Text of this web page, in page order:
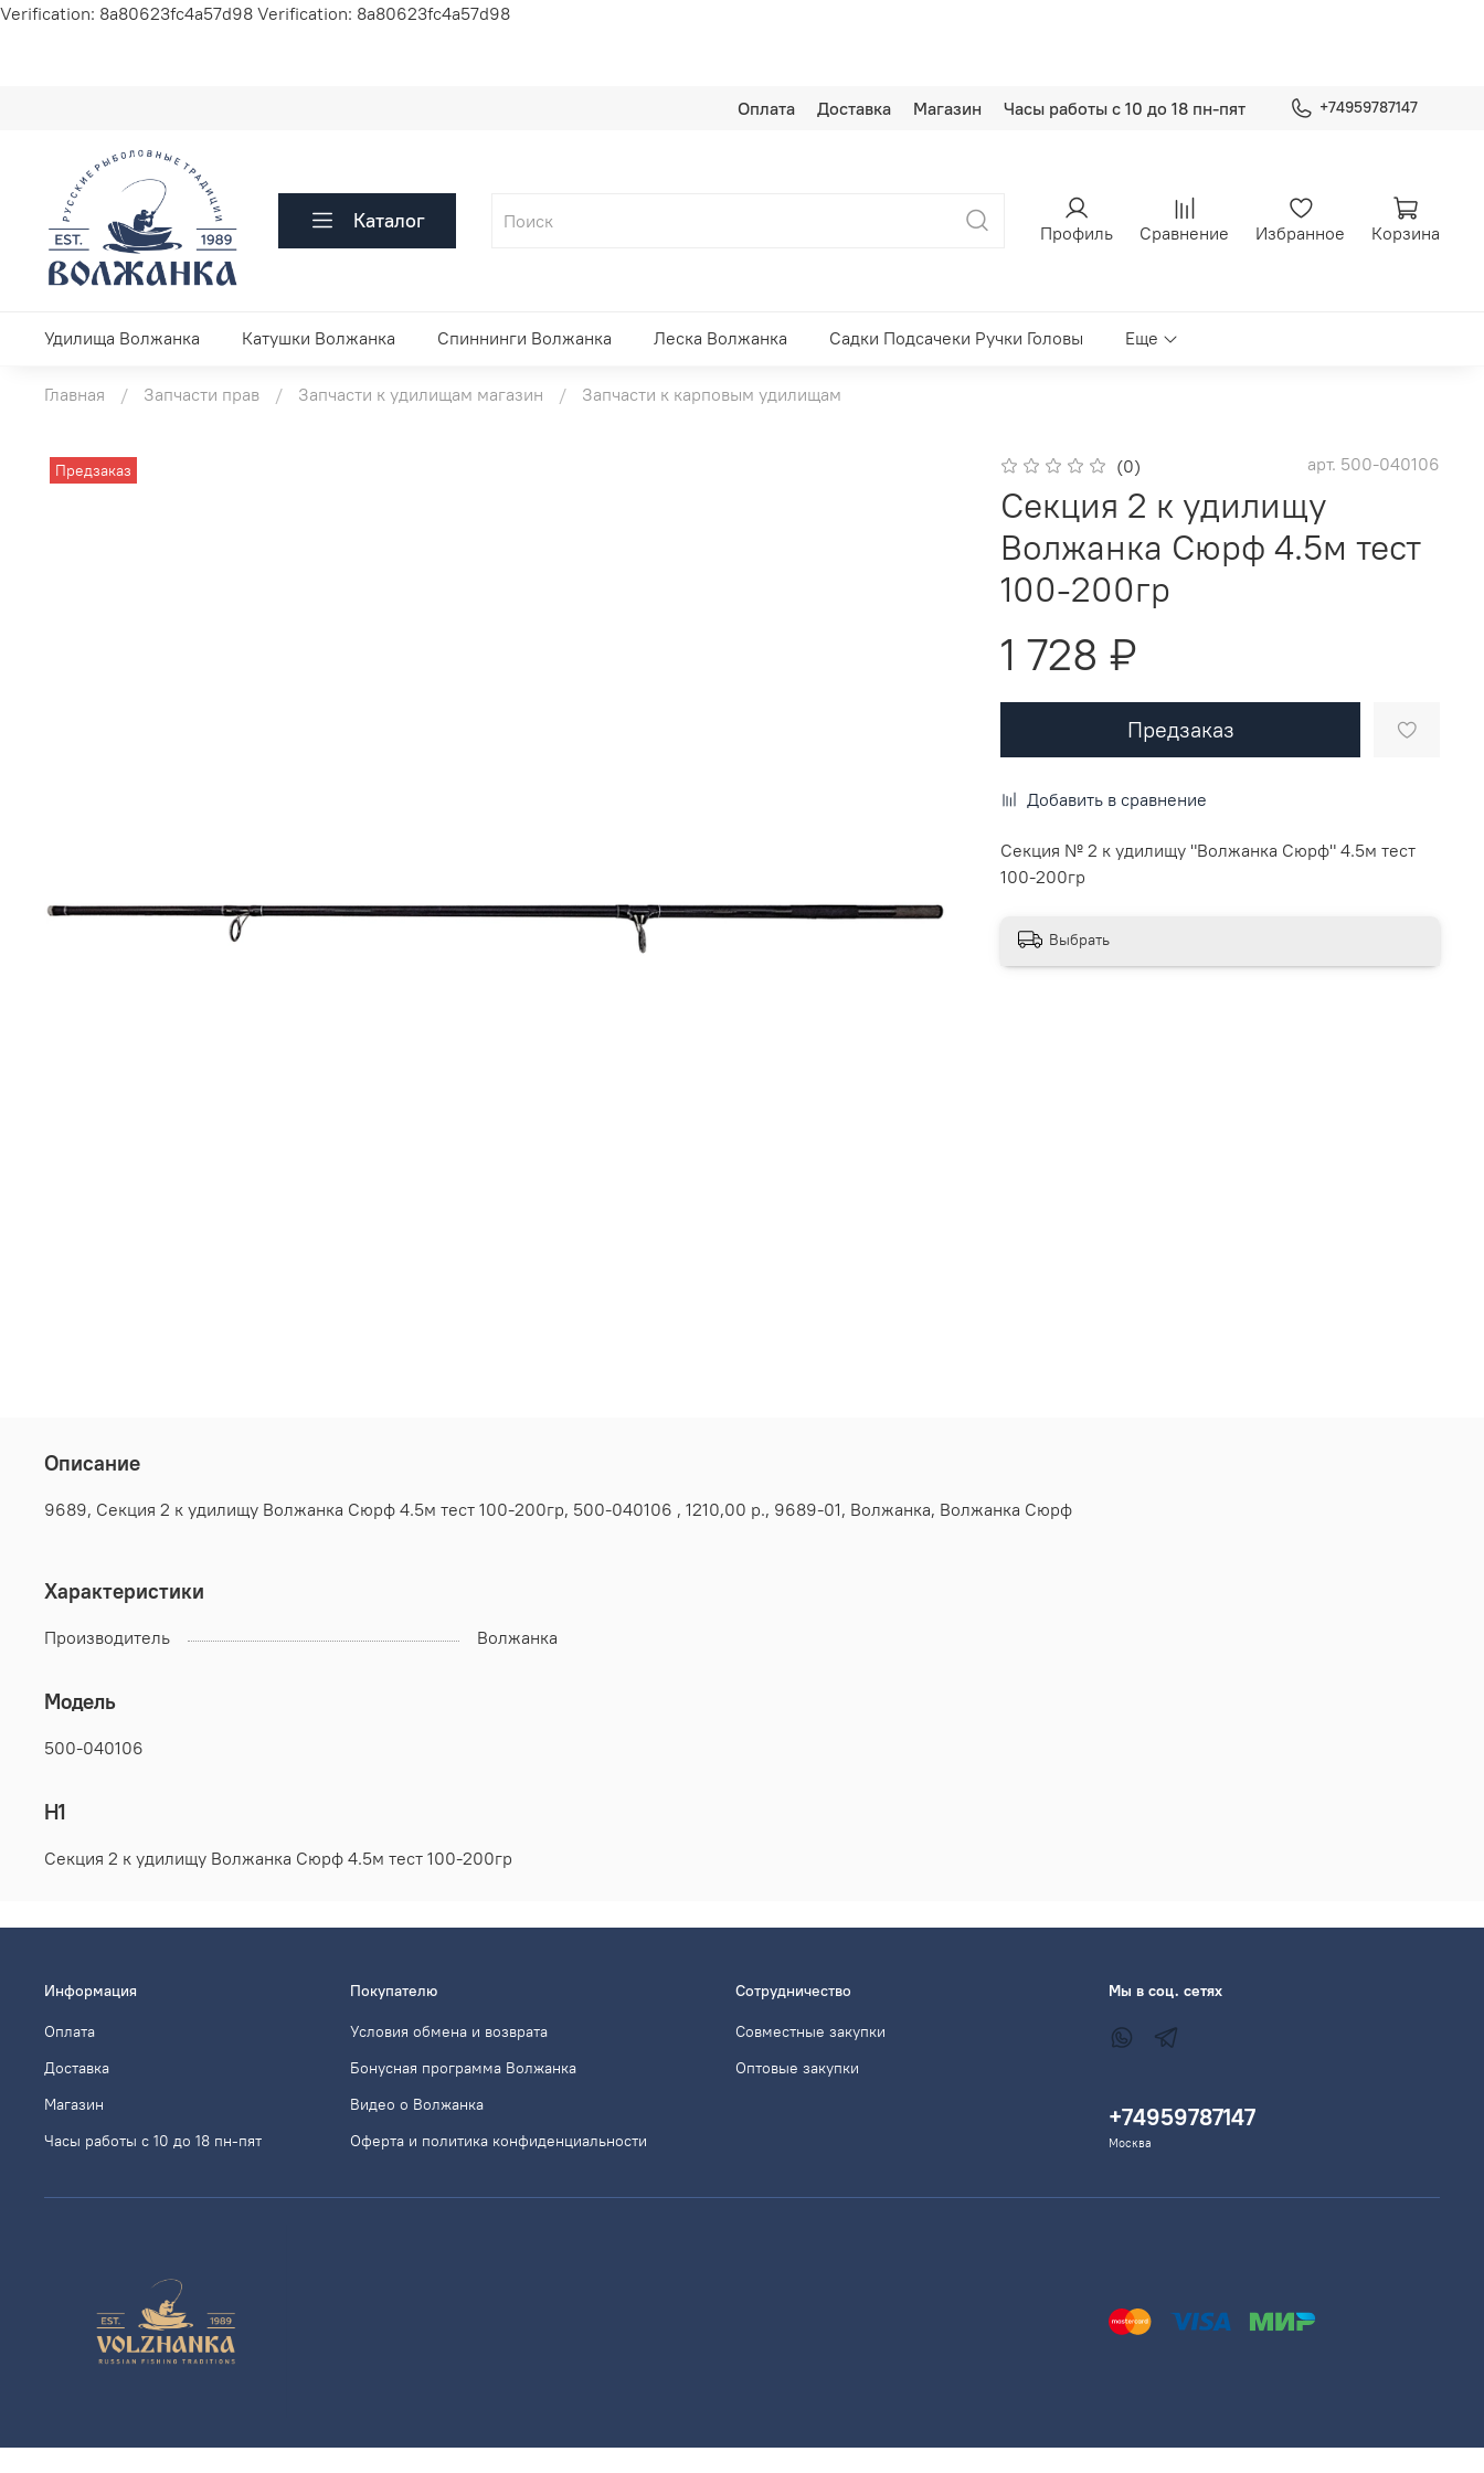
Verification: 8a80623fc4a57d98 Verification: 8a80623fc4a57d98
Оплата Доставка Магазин Часы работы с 10 до 18 пн-пят +74959787147
Каталог Профиль Сравнение Избранное Корзина
Удилища Волжанка Катушки Волжанка Спиннинги Волжанка Леска Волжанка Садки Подсачеки Ручки Головы Еще
Главная Запчасти прав Запчасти к удилищам магазин Запчасти к карповым удилищам
Предзаказ (0) арт. 500-040106
Секция 2 к удилищу
Волжанка Сюрф 4.5м тест
100-200гр
1 728 ₽
Предзаказ
Добавить в сравнение
Секция № 2 к удилищу "Волжанка Сюрф" 4.5м тест
100-200гр
Выбрать
Описание
9689, Секция 2 к удилищу Волжанка Сюрф 4.5м тест 100-200гр, 500-040106 , 1210,00 р., 9689-01, Волжанка, Волжанка Сюрф
Характеристики
Производитель Волжанка
Модель
500-040106
H1
Секция 2 к удилищу Волжанка Сюрф 4.5м тест 100-200гр
Информация
Оплата
Доставка
Магазин
Часы работы с 10 до 18 пн-пят
Покупателю
Условия обмена и возврата
Бонусная программа Волжанка
Видео о Волжанка
Оферта и политика конфиденциальности
Сотрудничество
Совместные закупки
Оптовые закупки
Мы в соц. сетях
+74959787147
Москва